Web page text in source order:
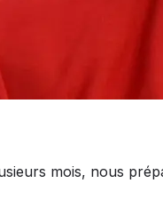
mois, nous